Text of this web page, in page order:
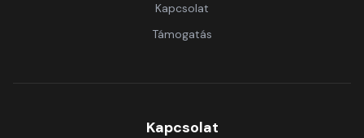
Kapcsolat
Támogatás
Kapcsolat